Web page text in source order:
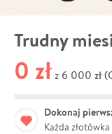
Trudny
0 zł z 6 000 zł
Dokonaj
Każda